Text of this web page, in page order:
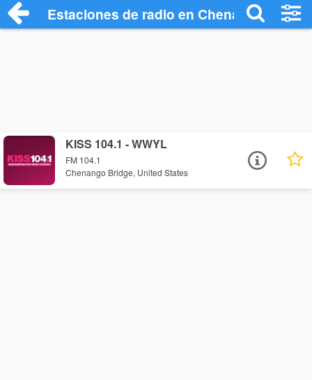
Estaciones de radio en Chenango
KISS 104.1 - WWYL
FM 104.1
Chenango Bridge, United States